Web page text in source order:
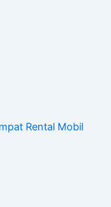
Rental Mobil